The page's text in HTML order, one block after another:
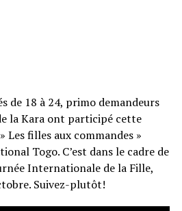
de 18 à 24, primo demandeurs
la Kara ont participé cette
Les filles aux commandes »
Togo. C’est dans le cadre de
Internationale de la Fille,
Suivez-plutôt!